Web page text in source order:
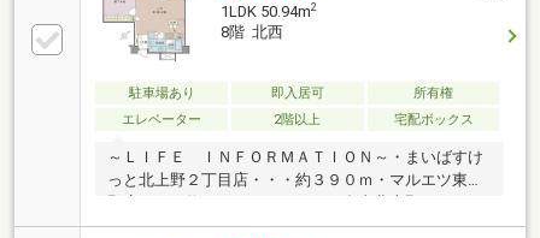
1LDK 50.94m2
8階 北西
駐車場あり 即入居可
所有権
エレベーター
2階以上 宅配ボックス
～ＬＩＦＥ ＩＮＦＯＲＭＡＴＩＯＮ～・まいばすけ
っと北上野２丁目店・・・約３９０ｍ・マルエツ東上
店・・・約１３０ｍ・上野七郵便局・・・約２３０